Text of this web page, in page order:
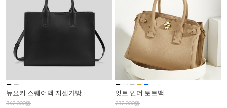
뉴요커 스퀘어백 지젤가방
362,000원
잇트 인더 토트백
232,000원